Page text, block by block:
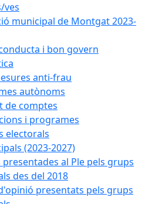
ves
municipal de Montgat 2023-
i bon govern
anti-frau
autònoms
de comptes
i programes
electorals
(2023-2027)
al Ple pels grups
des del 2018
presentats pels grups